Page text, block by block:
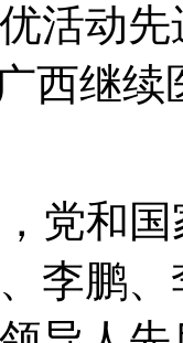
活动
西继
党和
李鹏